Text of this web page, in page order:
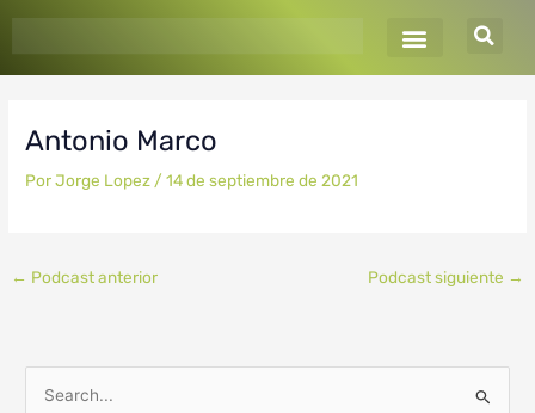
Antonio Marco
PorJorge Lopez /14 de septiembre de 2021
← Podcast anterior Podcast siguiente →